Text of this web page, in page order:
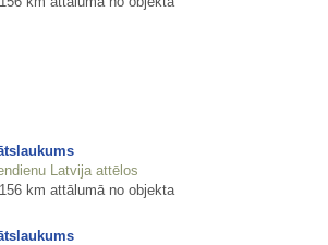
Latvija attēlos
km attālumā no objekta